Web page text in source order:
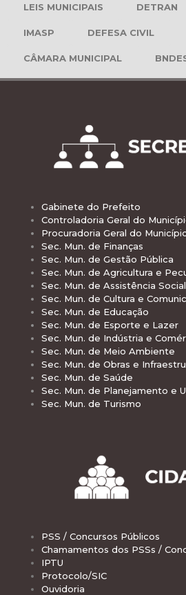
LEIS MUNICIPAIS DETRAN
IMASP DEFESA CIVIL
CÂMARA MUNICIPAL
Gabinete do Prefeito
Controladoria Geral do
Procuradoria Geral do
Sec. Mun. de Finanças
Sec. Mun. de Gestão Pública
Sec. Mun. de Agricultura e
Sec. Mun. de Assistência Social
Sec. Mun. de Cultura e
Sec. Mun. de Educação
Sec. Mun. de Esporte e Lazer
Sec. Mun. de Indústria e
Sec. Mun. de Meio Ambiente
Sec. Mun. de Obras e
Sec. Mun. de Saúde
Sec. Mun. de Planejamento e
Sec. Mun. de Turismo
PSS / Concursos Públicos
Chamamentos dos PSSs /
IPTU
Protocolo/SIC
Ouvidoria